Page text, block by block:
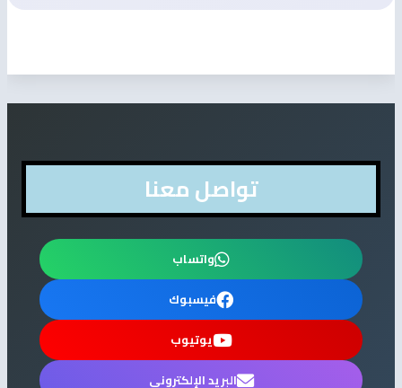
تواصل معنا
واتساب
فيسبوك
يوتيوب
البريد الإلكتروني